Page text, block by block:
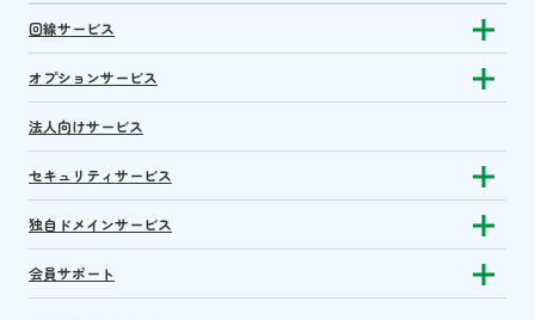
回線サービス Show
オプションサービス Show
法人向けサービス
セキュリティサービス Show
独自ドメインサービス Show
会員サポート Show